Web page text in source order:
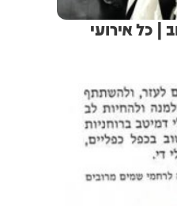
| כל אירועי